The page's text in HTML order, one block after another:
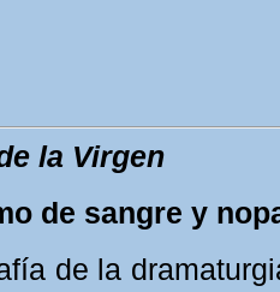
la Virgen
de sangre y
de la